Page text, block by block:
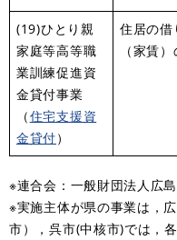
(19)ひとり親
家庭等高等職
業訓練促進資
金貸付事業
（住宅支援資
金貸付）
住居の借
（家賃
※連合会：一般財団法人広
※実施主体が県の事業は，
市），呉市(中核市)では，